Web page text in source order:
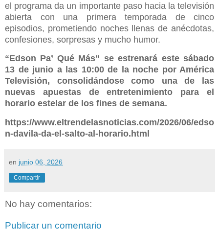
el programa da un importante paso hacia la televisión
abierta con una primera temporada de cinco
episodios, prometiendo noches llenas de anécdotas,
confesiones, sorpresas y mucho humor.
“Edson Pa’ Qué Más” se estrenará este sábado
13 de junio a las 10:00 de la noche por América
Televisión, consolidándose como una de las
nuevas apuestas de entretenimiento para el
horario estelar de los fines de semana.
https://www.eltrendelasnoticias.com/2026/06/edso
n-davila-da-el-salto-al-horario.html
en junio 06, 2026
Compartir
No hay comentarios:
Publicar un comentario